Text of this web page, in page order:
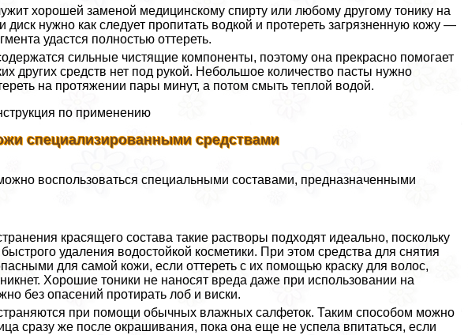
хорошей заменой медицинскому спирту или любому другому тонику на
нужно как следует пропитать водкой и протереть загрязненную кожу —
удастся полностью оттереть.
сильные чистящие компоненты, поэтому она прекрасно помогает
других средств нет под рукой. Небольшое количество пасты нужно
на протяжении пары минут, а потом смыть теплой водой.
по применению
специализированными средствами
воспользоваться специальными составами, предназначенными
красящего состава такие растворы подходят идеально, поскольку
удаления водостойкой косметики. При этом средства для снятия
для самой кожи, если оттереть с их помощью краску для волос,
Хорошие тоники не наносят вреда даже при использовании на
без опасений протирать лоб и виски.
при помощи обычных влажных салфеток. Таким способом можно
сразу же после окрашивания, пока она еще не успела впитаться, если